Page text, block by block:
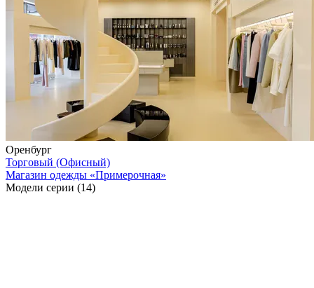
Оренбург
Торговый (Офисный)
Магазин одежды «Примерочная»
Модели серии (14)